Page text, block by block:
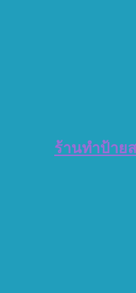
ร้านทำป้าย